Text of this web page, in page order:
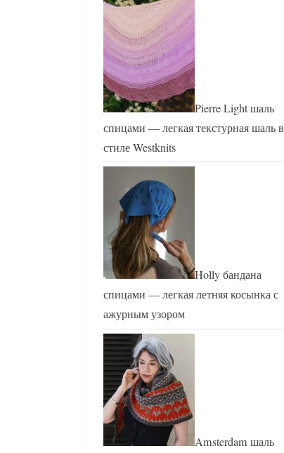
Pierre Light шаль
спицами — легкая текстурная шаль в
стиле Westknits
Holly бандана
спицами — легкая летняя косынка с
ажурным узором
Amsterdam шаль